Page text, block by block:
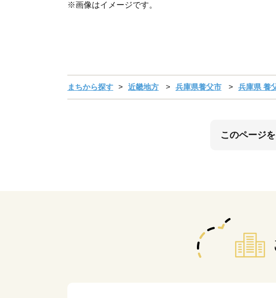
※画像はイメージです。
まちから探す 近畿地方 兵庫県養父市 兵庫県 養
このページ